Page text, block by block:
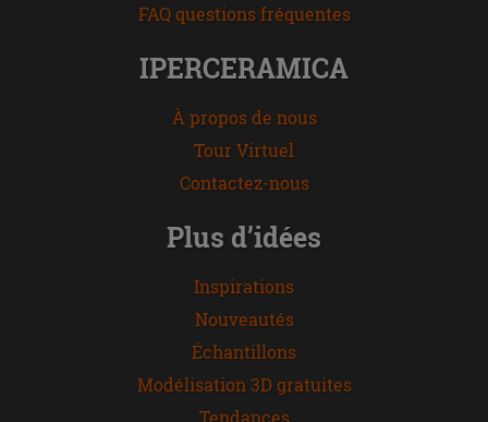
FAQ questions fréquentes
IPERCERAMICA
À propos de nous
Tour Virtuel
Contactez-nous
Plus d’idées
Inspirations
Nouveautés
Échantillons
Modélisation 3D gratuites
Tendances